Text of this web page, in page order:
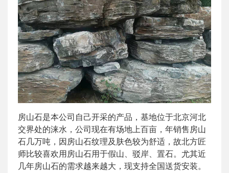
房山石是本公司自己开采的产品，基地位于北京河北
交界处的涞水，公司现在有场地上百亩，年销售房山
石几万吨，因房山石纹理及肤色较为舒适，故北方匠
师比较喜欢用房山石用于假山、驳岸、置石。尤其近
几年房山石的需求越来越大，现支持全国送货安装。